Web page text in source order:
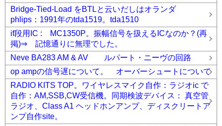
Bridge-Tied-Load をBTLと云いだしはオランダ
phlips：1991年のtda1519。tda1510
if段用IC : MC1350P。振幅信号を扱えるICなのか？(再
掲)⇒ 記憶通りに無理でした。
Neve BA283 AM & AV ルパート・ニーヴの回路
op ampの信号遅について。 オーバーシュートについて
RADIO KITS TOP。ワイヤレスマイク自作：ラジオic で
自作：AM,SSB,CW受信機。同期検波デバイス： 真空管
ラジオ、Class A1 ヘッドホンアンプ、ディスクリートア
ンプ自作site。